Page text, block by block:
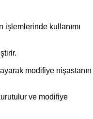
işlemlerinde kullanımı
modifiye nişastanın
ve modifiye